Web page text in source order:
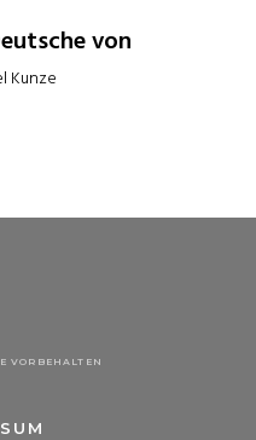
von
Kunze
VORBEHALTEN